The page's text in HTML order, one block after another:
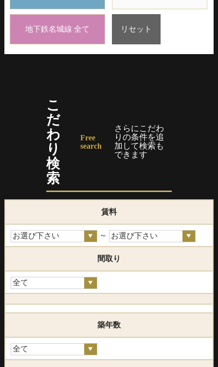
地下鉄名城線 全て リセット
こ
だ
わ
り
検
索
Free
search
さらにこだわ
りの条件を追
加して検索も
できます
賃料
～
間取り
築年数